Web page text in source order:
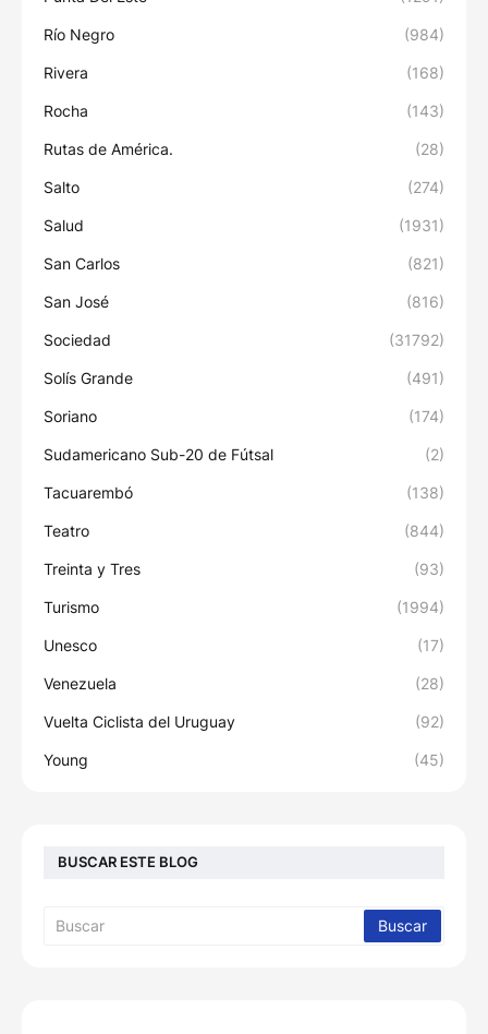
Río Negro (984)
Rivera (168)
Rocha (143)
Rutas de América. (28)
Salto (274)
Salud (1931)
San Carlos (821)
San José (816)
Sociedad (31792)
Solís Grande (491)
Soriano (174)
Sudamericano Sub-20 de Fútsal (2)
Tacuarembó (138)
Teatro (844)
Treinta y Tres (93)
Turismo (1994)
Unesco (17)
Venezuela (28)
Vuelta Ciclista del Uruguay (92)
Young (45)
BUSCAR ESTE BLOG